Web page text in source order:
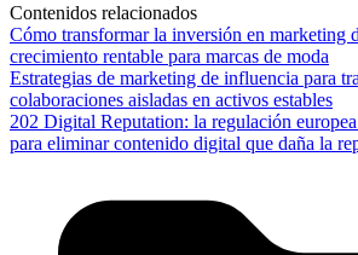
Contenidos relacionados
Cómo transformar la inversión en marketing
crecimiento rentable para marcas de moda
Estrategias de marketing de influencia para
colaboraciones aisladas en activos estables
202 Digital Reputation: la regulación
para eliminar contenido digital que daña la